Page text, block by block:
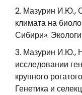
Мазурин И.Ю.,
климата на
Сибири».
Мазурин И.Ю.,
исследовании
крупного
Генетика и